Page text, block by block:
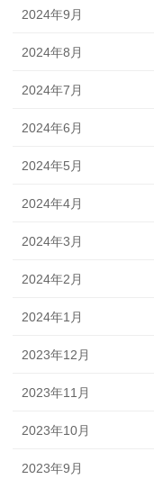
2024年9月
2024年8月
2024年7月
2024年6月
2024年5月
2024年4月
2024年3月
2024年2月
2024年1月
2023年12月
2023年11月
2023年10月
2023年9月